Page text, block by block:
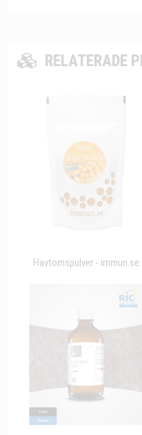
RELATERADE
Havtornspulver - immun.se